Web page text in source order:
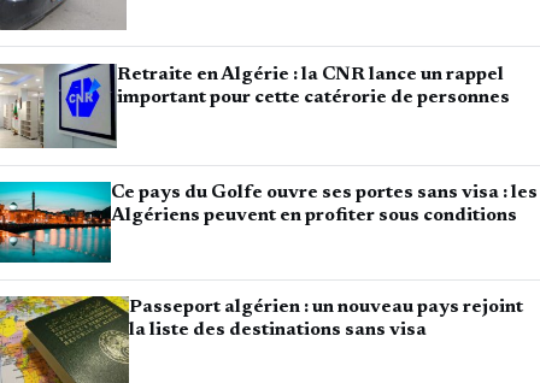
Retraite en Algérie : la CNR lance un rappel
important pour cette catérorie de personnes
Ce pays du Golfe ouvre ses portes sans visa : les
Algériens peuvent en profiter sous conditions
Passeport algérien : un nouveau pays rejoint
la liste des destinations sans visa